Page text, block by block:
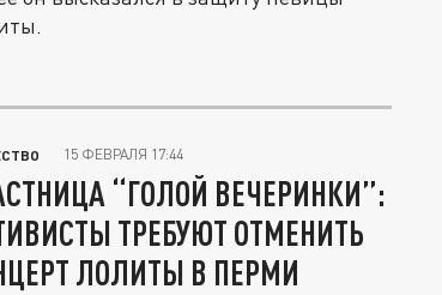
15 ФЕВРАЛЯ 17:44
“ГОЛОЙ ВЕЧЕРИНКИ”:
ТРЕБУЮТ ОТМЕНИТЬ
ЛОЛИТЫ В ПЕРМИ